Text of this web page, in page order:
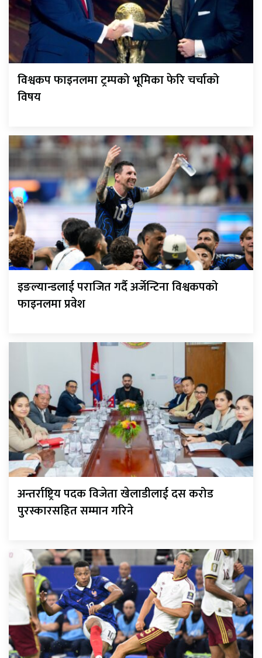
विश्वकप फाइनलमा ट्रम्पको भूमिका फेरि चर्चाको
विषय
इङल्यान्डलाई पराजित गर्दै अर्जेन्टिना विश्वकपको
फाइनलमा प्रवेश
अन्तर्राष्ट्रिय पदक विजेता खेलाडीलाई दस करोड
पुरस्कारसहित सम्मान गरिने